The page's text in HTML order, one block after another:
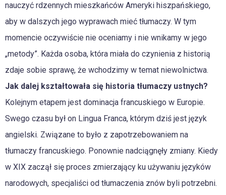
nauczyć rdzennych mieszkańców Ameryki hiszpańskiego,
aby w dalszych jego wyprawach mieć tłumaczy. W tym
momencie oczywiście nie oceniamy i nie wnikamy w jego
„metody”. Każda osoba, która miała do czynienia z historią
zdaje sobie sprawę, że wchodzimy w temat niewolnictwa.
Jak dalej kształtowała się historia tłumaczy ustnych?
Kolejnym etapem jest dominacja francuskiego w Europie.
Swego czasu był on Lingua Franca, którym dziś jest język
angielski. Związane to było z zapotrzebowaniem na
tłumaczy francuskiego. Ponownie nadciągnęły zmiany. Kiedy
w XIX zaczął się proces zmierzający ku używaniu języków
narodowych, specjaliści od tłumaczenia znów byli potrzebni.